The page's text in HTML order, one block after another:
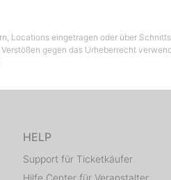
Locations eingetragen oder über
gegen das Urheberrecht
HELP
Support für Ticketkäufer
Hilfe Center für Veranstalter